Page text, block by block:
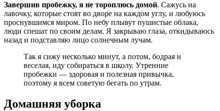
Завершив пробежку, я не тороплюсь домой. Сажусь на
лавочку, которые стоят во дворе на каждом углу, и любуюсь
проснувшимся миром. По небу плывут пушистые облака,
люди спешат по своим делам. Я закрываю глаза, откидываюсь
назад и подставляю лицо солнечным лучам.
Так я сижу несколько минут, а потом, бодрая и
веселая, иду собираться в школу. Утренние
пробежки — здоровая и полезная привычка,
поэтому я всем советую бегать по утрам.
Домашняя уборка